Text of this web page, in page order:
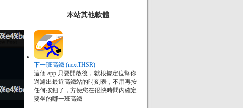
本站其他軟體
下一班高鐵 (nextTHSR)
這個 app 只要開啟後，就根據定位幫你
過濾出最近高鐵站的時刻表，不用再按
任何按鈕了，方便您在很快時間內確定
要坐的哪一班高鐵